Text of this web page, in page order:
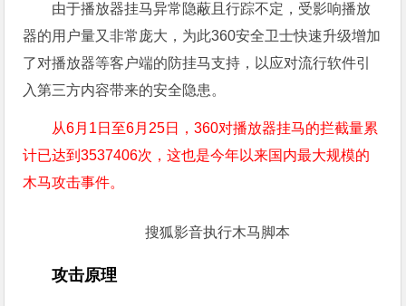
由于播放器挂马异常隐蔽且行踪不定，受影响播放
器的用户量又非常庞大，为此360安全卫士快速升级增加
了对播放器等客户端的防挂马支持，以应对流行软件引
入第三方内容带来的安全隐患。
从6月1日至6月25日，360对播放器挂马的拦截量累
计已达到3537406次，这也是今年以来国内最大规模的
木马攻击事件。
搜狐影音执行木马脚本
攻击原理